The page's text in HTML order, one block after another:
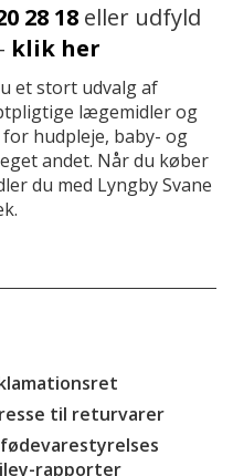
28 18eller udfyld
klik her
et stort udvalg af
lægemidler og
hudpleje, baby- og
andet. Når du køber
du med Lyngby Svane
til returvarer
fødevarestyrelses
rapporter